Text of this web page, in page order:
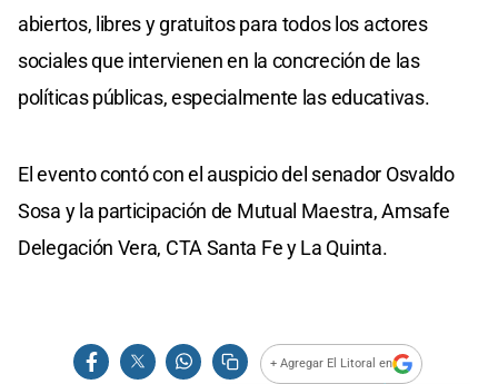
abiertos, libres y gratuitos para todos los actores
sociales que intervienen en la concreción de las
políticas públicas, especialmente las educativas.
El evento contó con el auspicio del senador Osvaldo
Sosa y la participación de Mutual Maestra, Amsafe
Delegación Vera, CTA Santa Fe y La Quinta.
+ Agregar El Litoral en